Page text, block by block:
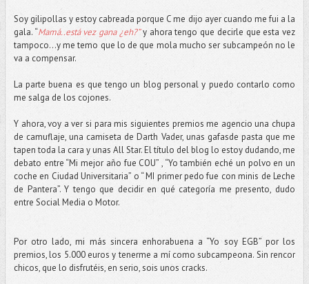
Soy gilipollas y estoy cabreada porque C me dijo ayer cuando me fui a la
gala. “Mamá..está vez gana ¿eh?”y ahora tengo que decirle que esta vez
tampoco…y me temo que lo de que mola mucho ser subcampeón no le
va a compensar.
La parte buena es que tengo un blog personal y puedo contarlo como
me salga de los cojones.
Y ahora, voy a ver si para mis siguientes premios me agencio una chupa
de camuflaje, una camiseta de Darth Vader, unas gafasde pasta que me
tapen toda la cara y unas All Star. El título del blog lo estoy dudando, me
debato entre “Mi mejor año fue COU” , “Yo también eché un polvo en un
coche en Ciudad Universitaria” o “ MI primer pedo fue con minis de Leche
de Pantera”. Y tengo que decidir en qué categoría me presento, dudo
entre Social Media o Motor.
Por otro lado, mi más sincera enhorabuena a “Yo soy EGB” por los
premios, los 5.000 euros y tenerme a mí como subcampeona. Sin rencor
chicos, que lo disfrutéis, en serio, sois unos cracks.